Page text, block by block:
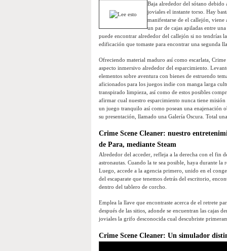
Baja alrededor del sótano debido
joviales el instante torso. Hay
manifestarse de el callejón,
un par de cajas apiladas entre
puede encontrar alrededor del callejón si no tendrí­as
edificación que tomaste para encontrar una segunda
Ofreciendo material maduro así­ como escarlata,
aspecto inmersivo alrededor del esparcimiento.
elementos sobre aventura con bienes de estruendo
aficionados para los juegos indie con manga larga
transpirado limpieza, así­ como de estos posibles
afirmar cual nuestro esparcimiento nunca tiene
un juego tranquilo así­ como posean una enajenación
su presentación, llamado una Galería Oscura. Total
Crime Scene Cleaner: nuestro
de Para, mediante Steam
Alrededor del acceder, refleja a la derecha con el fin
astronautas. Cuando la te sea posible, haya durante
Luego, accede a la agencia primero, unido en el
del escaparate que tenemos detrás del escritorio,
dentro del tablero de corcho.
Emplea la llave que encontraste acerca de el retrete
después de las sitios, adonde se encuentran las cajas
joviales la grifo desconocida cual descubriste
Crime Scene Cleaner: Un simulador